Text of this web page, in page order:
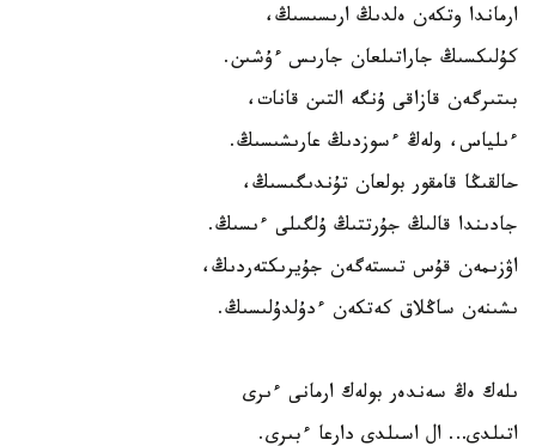
ارماندا وتكەن ەلدىڭ ارىسىسىڭ،
كۇلىكسىڭ جاراتىلعان جارىس ءۇشىن.
بىتىرگەن قازاقى ۇنگە التىن قانات،
ءىلياس، ولەڭ ءسوزدىڭ عارىشىسىڭ.
حالقىڭا قامقور بولعان تۇندىگىسىڭ،
جادىندا قالىڭ جۇرتتىڭ ۇلگىلى ءىسىڭ.
اۋزىمەن قۇس تىستەگەن جۇيرىكتەردىڭ،
ىشىنەن ساڭلاق كەتكەن ءدۇلدۇلىسىڭ.
ىلەك ەڭ سەندەر بولەك ارمانى ءىرى
اتىلدى… ال اسىلدى دارعا ءبىرى.